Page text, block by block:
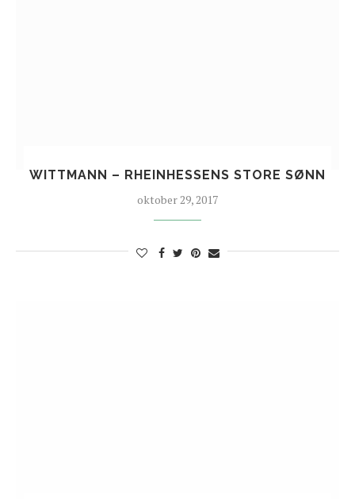
WITTMANN – RHEINHESSENS STORE SØNN
oktober 29, 2017